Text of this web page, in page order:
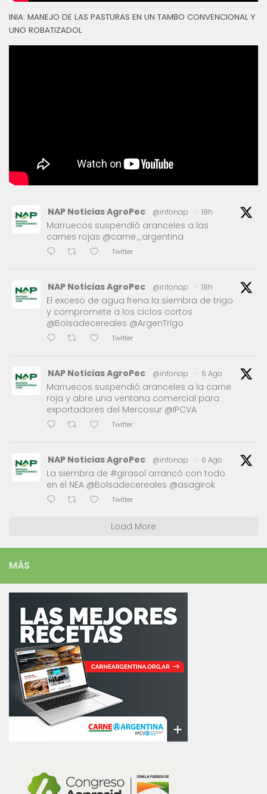
INIA: MANEJO DE LAS PASTURAS EN UN TAMBO CONVENCIONAL Y
UNO ROBATIZADOL
NAP Noticias AgroPec @infonap · 18h
Marruecos suspendió aranceles a las
carnes rojas @carne_argentina
Twitter
NAP Noticias AgroPec @infonap · 18h
El exceso de agua frena la siembra de trigo
y compromete a los ciclos cortos
@Bolsadecereales @ArgenTrigo
Twitter
NAP Noticias AgroPec @infonap · 6 Ago
Marruecos suspendió aranceles a la carne
roja y abre una ventana comercial para
exportadores del Mercosur @IPCVA
Twitter
NAP Noticias AgroPec @infonap · 6 Ago
La siembra de #girasol arrancó con todo
en el NEA @Bolsadecereales @asagirok
Twitter
Load More
MÁS